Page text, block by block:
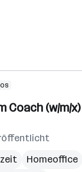
Coach (w/m/x)
Homeoffice